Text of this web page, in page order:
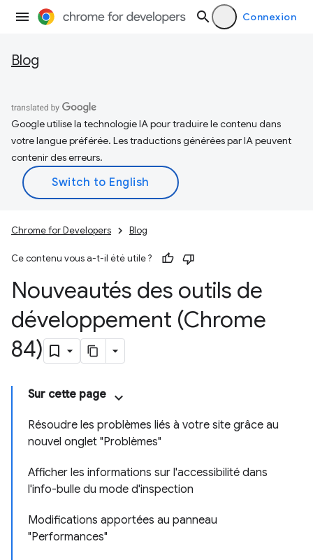
Connexion
Blog
Google utilise la technologie IA pour traduire le contenu dans
votre langue préférée. Les traductions générées par IA peuvent
contenir des erreurs.
Chrome for Developers Blog
Ce contenu vous a-t-il été utile ?
Nouveautés des outils de
développement (Chrome
84)
Sur cette page
Résoudre les problèmes liés à votre site grâce au
nouvel onglet "Problèmes"
Afficher les informations sur l'accessibilité dans
l'info-bulle du mode d'inspection
Modifications apportées au panneau
"Performances"